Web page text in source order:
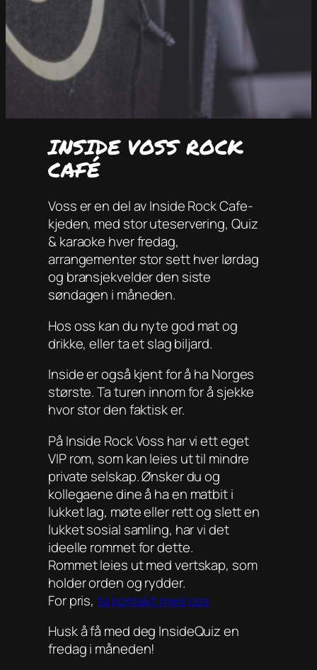
INSIDE VOSS ROCK
CAFÉ
Voss er en del av Inside Rock Cafe-
kjeden, med stor uteservering, Quiz
& karaoke hver fredag,
arrangementer stor sett hver lørdag
og bransjekvelder den siste
søndagen i måneden.
Hos oss kan du nyte god mat og
drikke, eller ta et slag biljard.
Inside er også kjent for å ha Norges
største. Ta turen innom for å sjekke
hvor stor den faktisk er.
På Inside Rock Voss har vi ett eget
VIP rom, som kan leies ut til mindre
private selskap. Ønsker du og
kollegaene dine å ha en matbit i
lukket lag, møte eller rett og slett en
lukket sosial samling, har vi det
ideelle rommet for dette.
Rommet leies ut med vertskap, som
holder orden og rydder.
For pris,ta kontakt med oss
Husk å få med deg InsideQuiz en
fredag i måneden!